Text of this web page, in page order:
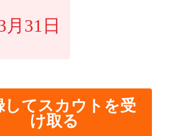
月31日
してスカウトを受
け取る